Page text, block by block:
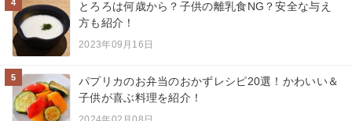
4
とろろは何歳から？子供の離乳食NG？安全な与え
方も紹介！
2023年09月16日
5
パプリカのお弁当のおかずレシピ20選！かわいい＆
子供が喜ぶ料理を紹介！